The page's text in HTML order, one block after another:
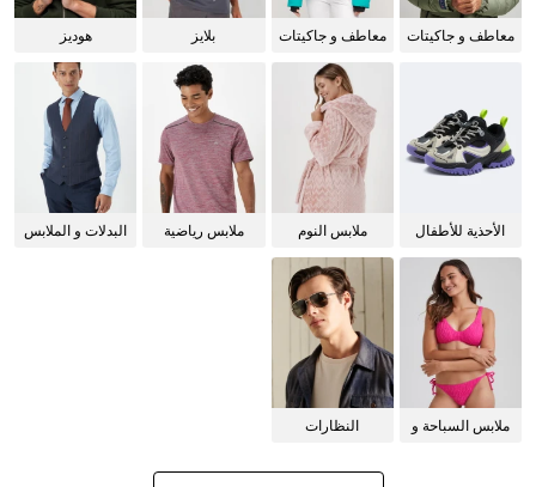
معاطف و جاكيتات
معاطف و جاكيتات
بلايز هوديز
الأحذية للأطفال
ملابس النوم
ملابس رياضية
البدلات و الملابس
ملابس السباحة و
النظارات